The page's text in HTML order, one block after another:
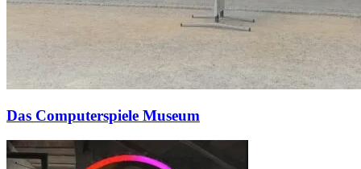
Das Computerspiele Museum